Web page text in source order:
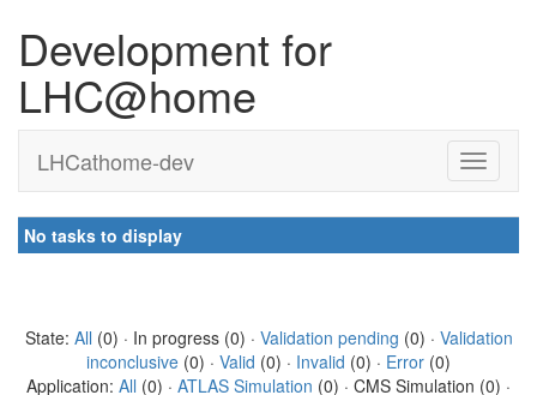
Development for
LHC@home
LHCathome-dev
No tasks to display
State: All (0) · In progress (0) · Validation pending (0) · Validation
inconclusive (0) · Valid (0) · Invalid (0) · Error (0)
Application: All (0) · ATLAS Simulation (0) · CMS Simulation (0) ·